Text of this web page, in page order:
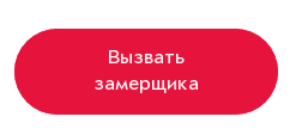
Вызвать
замерщика